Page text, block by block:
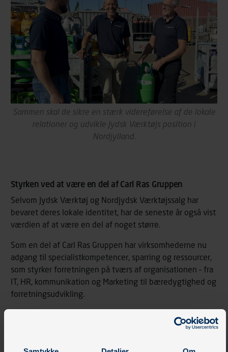
Sammen skal de sikre en stærk videreførelse af de lokale
relationer og udvikle Jydsk Værktøjs position i
Nordjylland.
Styrken ved at være en del af Carl Ras Gruppen
Selvom Jydsk Værktøj og Nordjydsk Værktøjssalg har
bevaret deres lokale identitet, har de seneste år også vist
værdien af at være en del af noget større.
Som en del af Carl Ras Gruppen har virksomhederne nu
adgang til specialistkompetencer, sparring og ressourcer,
som styrker forretningen på tværs af organisationen – fra
IT, HR, kommunikation og Marketing til bæredygtighed og
forretningsudvikling.
som vi kan trække på i hverdagen,” siger Kjeld Thomsen.